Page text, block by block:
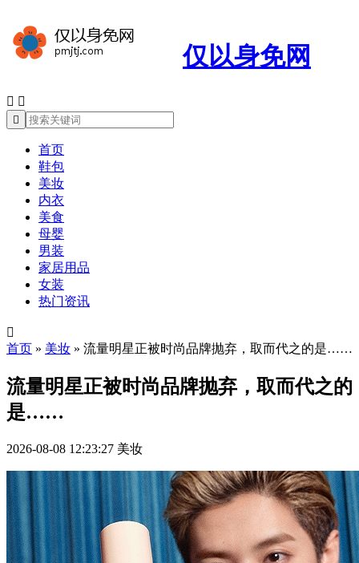
仅以身免网
 

首页
鞋包
美妆
内衣
美食
母婴
男装
家居用品
女装
热门资讯

首页 » 美妆 » 流量明星正被时尚品牌抛弃，取而代之的是……
流量明星正被时尚品牌抛弃，取而代之的
是……
2026-08-08 12:23:27 美妆